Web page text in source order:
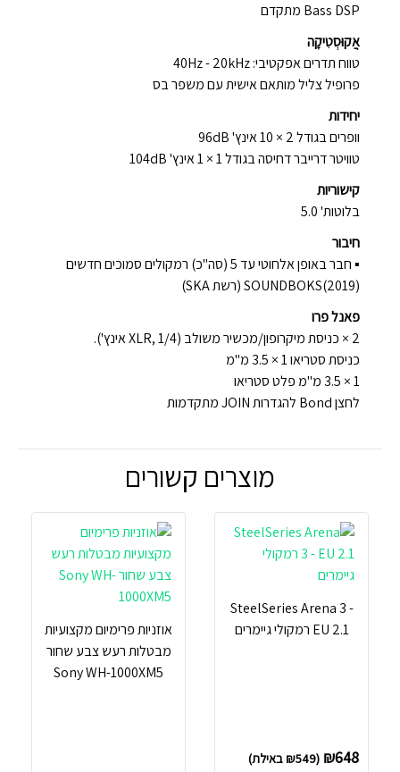
Bass DSP מתקדם
אֲקוּסְטִיקָה
טווח תדרים אפקטיבי: 40Hz - 20kHz
פרופיל צליל מותאם אישית עם משפר בס
יחידות
וופרים בגודל 2 × 10 אינץ' 96dB
טוויטר דרייבר דחיסה בגודל 1 × 1 אינץ' 104dB
קישוריות
בלוטות' 5.0
חיבור
▪ חבר באופן אלחוטי עד 5 (סה"כ) רמקולים סמוכים חדשים
SOUNDBOKS(2019) (רשת SKA)
פאנל פרו
2 × כניסת מיקרופון/מכשיר משולב (XLR, 1/4 אינץ').
כניסת סטריאו 1 × 3.5 מ"מ
1 × 3.5 מ"מ פלט סטריאו
לחצן Bond להגדרות JOIN מתקדמות
מוצרים קשורים
SteelSeries Arena 3 -
EU 2.1 רמקולי גיימרים
₪648
(
₪549 באילת)
אוזניות פרימיום מקצועיות
מבטלות רעש צבע שחור
Sony WH-1000XM5